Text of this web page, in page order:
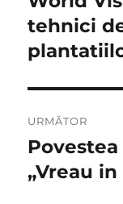
tehnici
URMĂTOR
Articolul
următor:
„Vreau